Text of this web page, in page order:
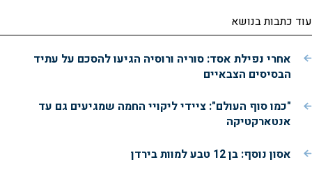
עוד כתבות בנושא
אחרי נפילת אסד: סוריה ורוסיה הגיעו להסכם על עתיד
הבסיסים הצבאיים
"כמו סוף העולם": ציידי ליקויי החמה שמגיעים גם עד
אנטארקטיקה
אסון נוסף: בן 12 טבע למוות בירדן